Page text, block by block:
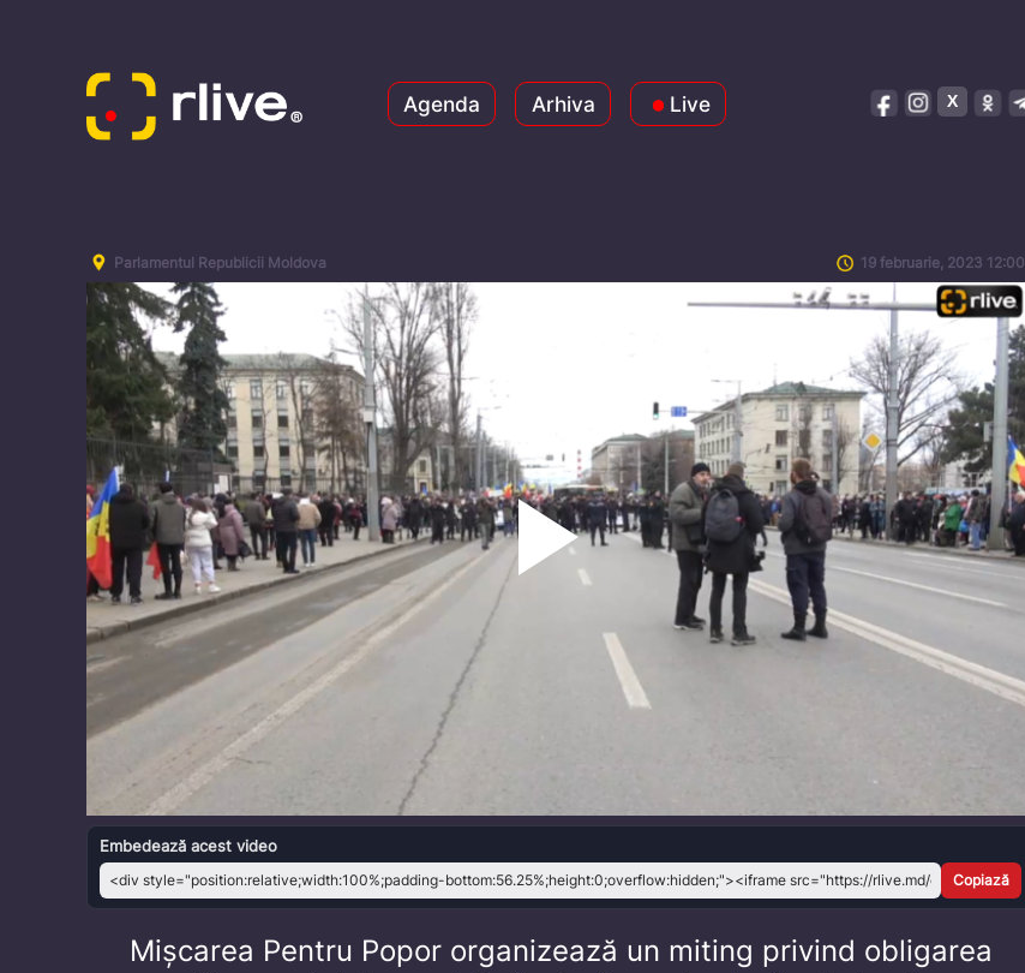
Agenda Arhiva Live
Parlamentul Republicii Moldova 19 februarie, 2023 12:00
Play
Video
Embedează acest video
Copiază
Mișcarea Pentru Popor organizează un miting privind obligarea